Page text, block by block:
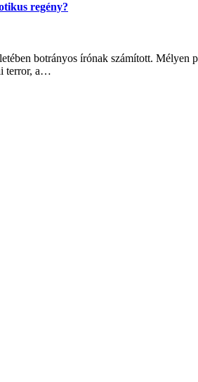
regény?
botrányos írónak számított. Mélyen
terror, a…